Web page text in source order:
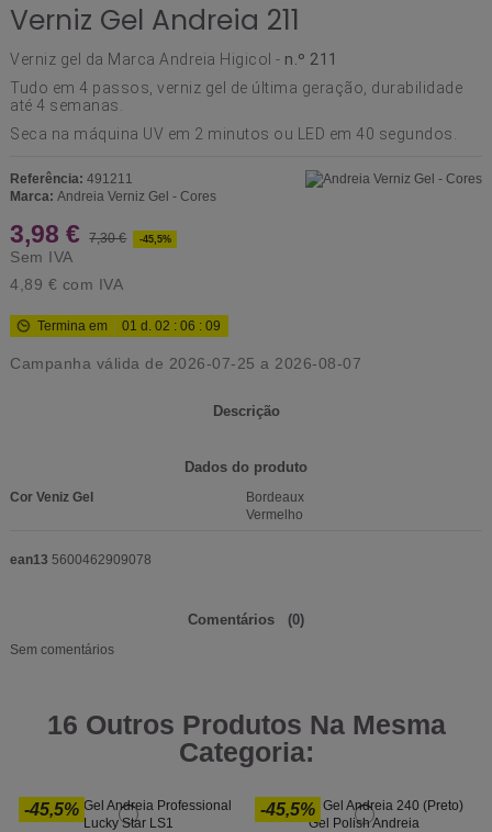
Verniz Gel Andreia 211
Verniz gel da Marca Andreia Higicol - n.º 211
Tudo em 4 passos, verniz gel de última geração, durabilidade
até 4 semanas.
Seca na máquina UV em 2 minutos ou LED em 40 segundos.
Referência: 491211
Marca: Andreia Verniz Gel - Cores
3,98 € 7,30 € -45,5%
Sem IVA
4,89 € com IVA
Termina em 01 d. 02 :06 :09
Campanha válida de 2026-07-25 a 2026-08-07
Descrição
Dados do produto
Cor Veniz Gel
Bordeaux
Vermelho
ean13 5600462909078
Comentários (0)
Sem comentários
16 Outros Produtos Na Mesma
Categoria:
-45,5% -45,5%